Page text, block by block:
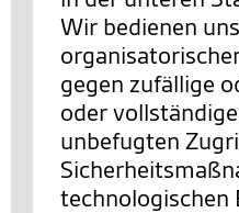
Wir bedienen
gegen zufällige
oder
unbefugten